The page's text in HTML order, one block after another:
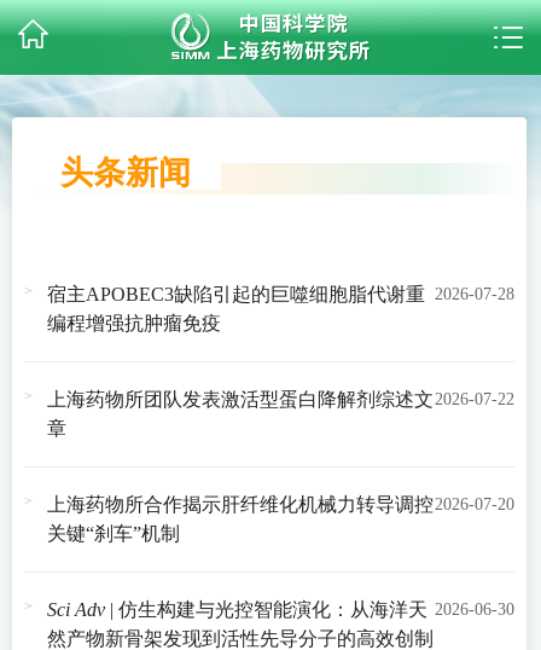
头条新闻
宿主APOBEC3缺陷引起的巨噬细胞脂代谢重
编程增强抗肿瘤免疫
2026-07-28
上海药物所团队发表激活型蛋白降解剂综述文
章
2026-07-22
上海药物所合作揭示肝纤维化机械力转导调控
关键“刹车”机制
2026-07-20
Sci Adv | 仿生构建与光控智能演化：从海洋天
然产物新骨架发现到活性先导分子的高效创制
2026-06-30